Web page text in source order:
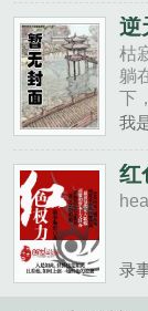
逆
枯
躺
下
我
红
录